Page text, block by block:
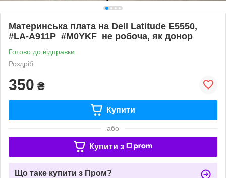
Материнська плата на Dell Latitude E5550,
#LA-A911P #M0YKF не робоча, як донор
Готово до відправки
Роздріб
350 ₴
Купити
або
Купити з
Що таке купити з Пром?